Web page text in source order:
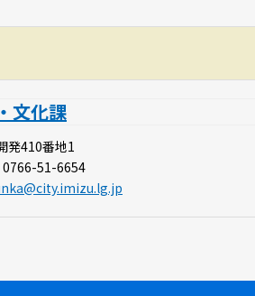
文化課
発410番地1
0766-51-6654